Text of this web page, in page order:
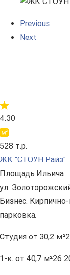
Previous
Next
4.30
528 т.р.
ЖК "СТОУН Райз"
Площадь Ильича
ул.
Бизнес.
парковка.
Студия от 30,2 м²
1-к. от 40,7 м²26